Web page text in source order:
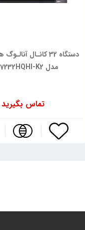
دستگاه 32 کانـال
مدل DS-7232HQHI-K2
تماس بگیرید